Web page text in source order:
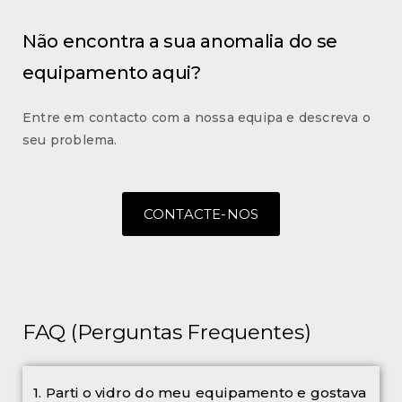
Não encontra a sua anomalia do se
equipamento aqui?
Entre em contacto com a nossa equipa e descreva o
seu problema.
CONTACTE-NOS
FAQ (Perguntas Frequentes)
1. Parti o vidro do meu equipamento e gostava